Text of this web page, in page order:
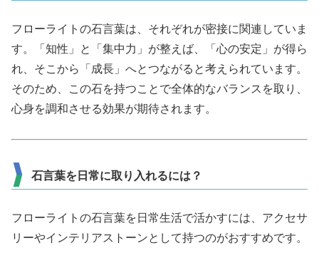
フローライトの石言葉は、それぞれが密接に関連していま
す。「知性」と「集中力」が整えば、「心の安定」が得ら
れ、そこから「成長」へとつながると考えられています。
そのため、この石を持つことで全体的なバランスを取り、
心身を調和させる効果が期待されます。
石言葉を日常に取り入れるには？
フローライトの石言葉を日常生活で活かすには、アクセサ
リーやインテリアストーンとして持つのがおすすめです。